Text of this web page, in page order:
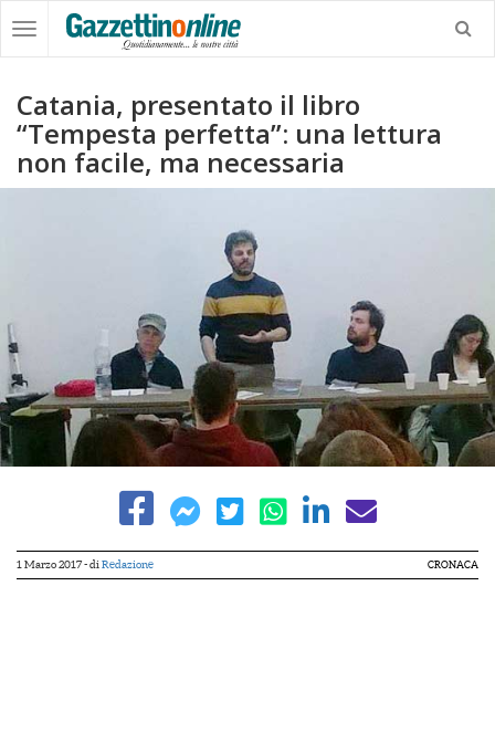
Catania, presentato il libro
“Tempesta perfetta”: una lettura
non facile, ma necessaria
1 Marzo 2017- di Redazione CRONACA